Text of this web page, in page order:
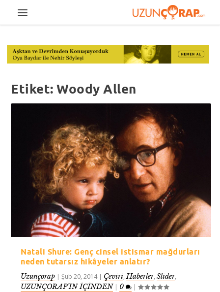
Etiket:Woody Allen
Natali Shure: Genç cinsel istismar mağdurları
neden tutarsız hikâyeler anlatır?
Uzunçorap |Şub 20, 2014| Çeviri,Haberler,Slider,
UZUNÇORAP’IN İÇİNDEN| 0 |